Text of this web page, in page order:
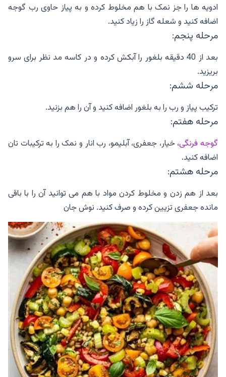
ادویه ها را جز نمک با هم مخلوط کرده و به پیاز حاوی رب گوجه
اضافه کنید و شعله گاز را زیاد کنید.
مرحله پنجم:
بعد از 40 دقیقه بلغور را آبکش کرده و در کاسه مد نظر برای سرو
بریزید.
مرحله ششم:
ترکیب پیاز و رب را به بلغور اضافه کنید و آن را هم بزنید.
مرحله هفتم:
گوجه فرنگی، خیار، جعفری، آبلیمو، رب انار و نمک را به ترکیبات تان
اضافه کنید.
مرحله هشتم:
بعد از هم زدن و مخلوط کردن مواد با هم می توانید آن را با باقی
مانده جعفری تزیین کرده و صرف کنید. نوش جان